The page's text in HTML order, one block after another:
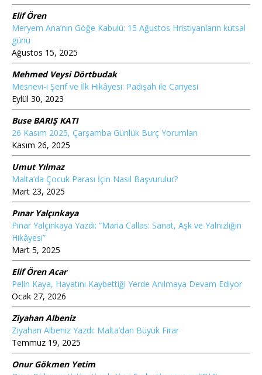
Elif Ören
Meryem Ana’nın Göğe Kabulü: 15 Ağustos Hristiyanların kutsal
günü
Ağustos 15, 2025
Mehmed Veysi Dörtbudak
Mesnevi-i Şerif ve İlk Hikâyesi: Padişah ile Cariyesi
Eylül 30, 2023
Buse BARIŞ KATI
26 Kasım 2025, Çarşamba Günlük Burç Yorumları
Kasım 26, 2025
Umut Yılmaz
Malta’da Çocuk Parası İçin Nasıl Başvurulur?
Mart 23, 2025
Pınar Yalçınkaya
Pınar Yalçınkaya Yazdı: “Maria Callas: Sanat, Aşk ve Yalnızlığın
Hikâyesi”
Mart 5, 2025
Elif Ören Acar
Pelin Kaya, Hayatını Kaybettiği Yerde Anılmaya Devam Ediyor
Ocak 27, 2026
Ziyahan Albeniz
Ziyahan Albeniz Yazdı: Malta’dan Büyük Firar
Temmuz 19, 2025
Onur Gökmen Yetim